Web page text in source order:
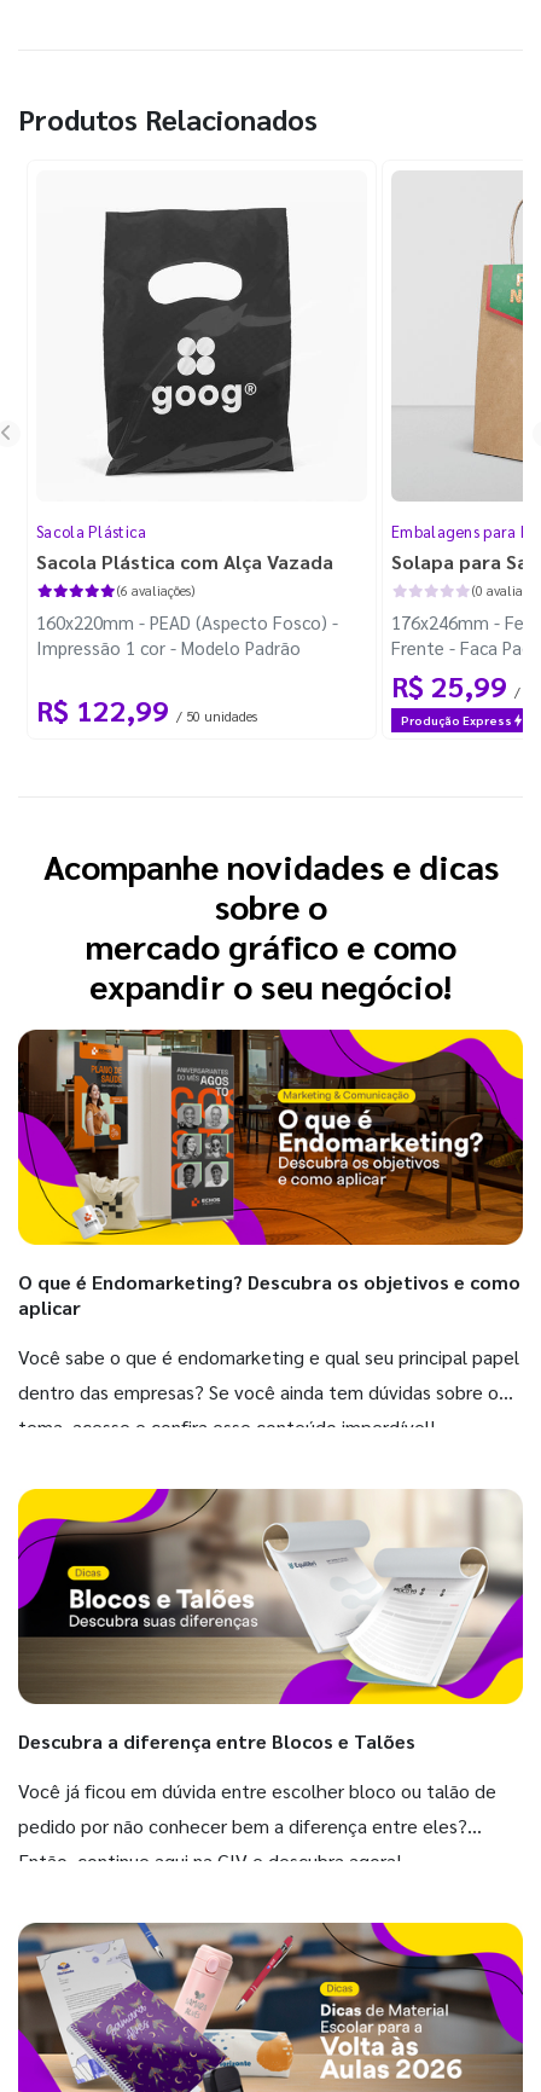
Produtos Relacionados
Sacola Plástica
Sacola Plástica com Alça Vazada
(6 avaliações)
160x220mm - PEAD (Aspecto Fosco) -
Impressão 1 cor - Modelo Padrão
R$ 122,99 / 50 unidades
Embalagens para
Solapa para
(0
176x246mm -
Frente - Faca
R$ 25,99 / 30
Produção Express
Acompanhe novidades e dicas
sobre o
mercado gráfico e como
expandir o seu negócio!
O que é Endomarketing? Descubra os objetivos e como
aplicar
Você sabe o que é endomarketing e qual seu principal papel
dentro das empresas? Se você ainda tem dúvidas sobre o
tema, acesse e confira esse conteúdo imperdível!
Descubra a diferença entre Blocos e Talões
Você já ficou em dúvida entre escolher bloco ou talão de
pedido por não conhecer bem a diferença entre eles?
Então, continue aqui na GIV e descubra agora!